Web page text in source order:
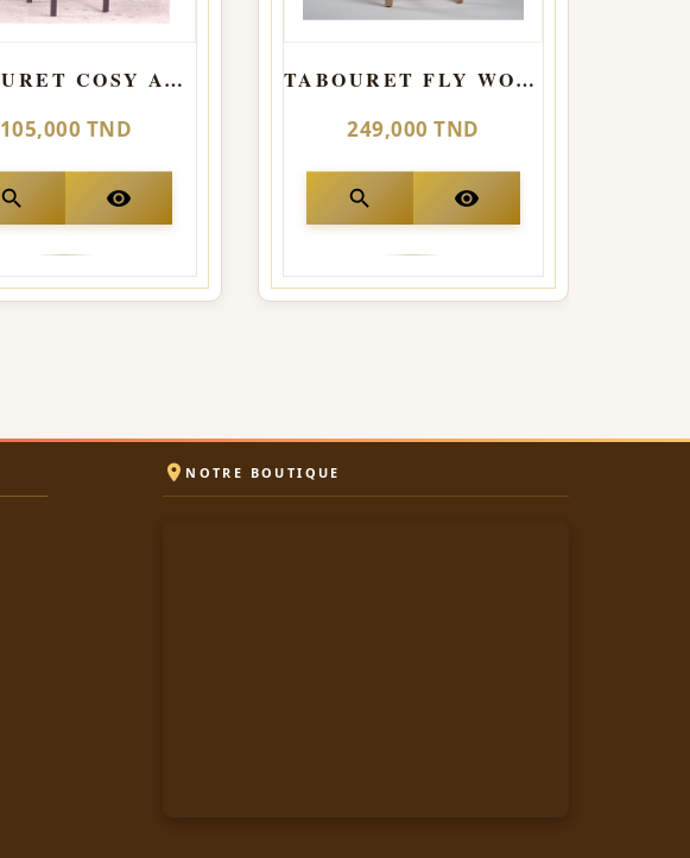
TABOURET COSY AVEC DOSSIER
105,000 TND
search visibility
TABOURET FLY WOOD
249,000 TND
search visibility
 NOTRE BOUTIQUE